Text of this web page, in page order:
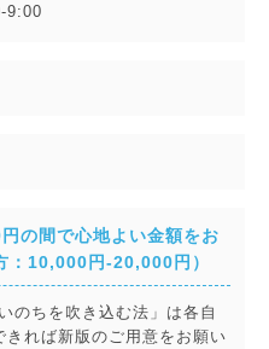
9:00
の間で心地よい金額をお
：10,000円-20,000円）
のちを吹き込む法」は各自
れば新版のご用意をお願い